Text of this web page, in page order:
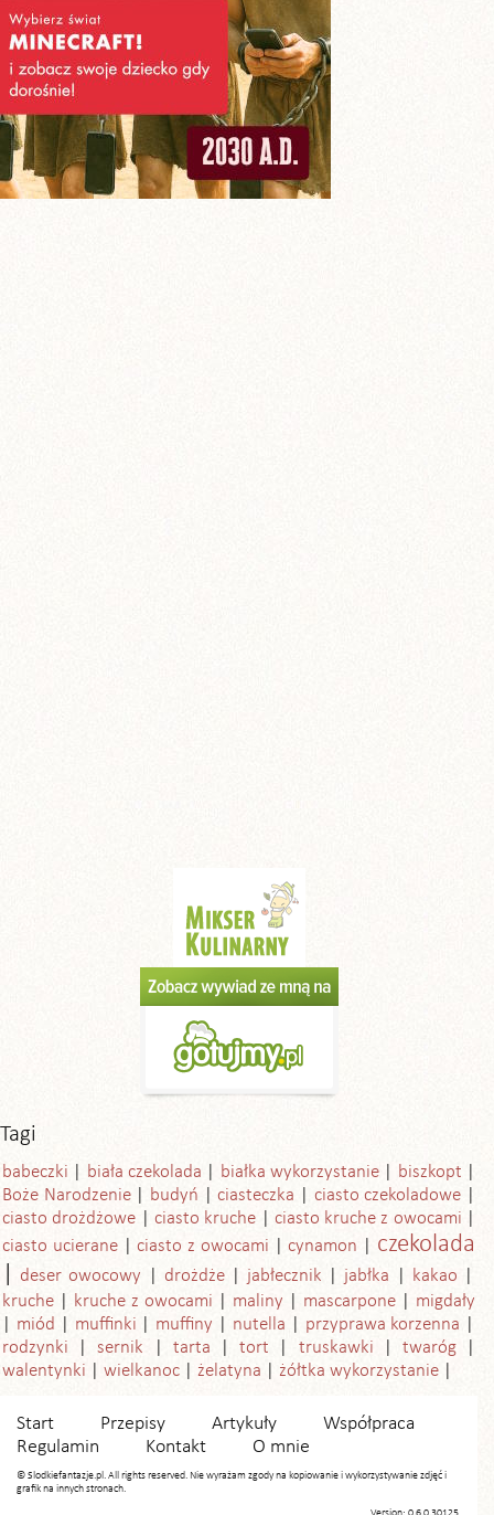
Tagi
babeczki biała czekolada białka wykorzystanie
biszkopt
Boże Narodzenie
budyń ciasteczka
ciasto czekoladowe
ciasto drożdżowe
ciasto kruche
ciasto kruche z owocami
ciasto ucierane
ciasto z owocami cynamon czekolada
deser owocowy drożdże jabłecznik jabłka
kakao
kruche
kruche z owocami maliny mascarpone
migdały
miód
muffinki muffiny nutella
przyprawa korzenna
rodzynki
sernik tarta tort truskawki
twaróg
walentynki
wielkanoc żelatyna żółtka wykorzystanie
Start Przepisy Artykuły
Współpraca
Regulamin
Kontakt O mnie
© Slodkiefantazje.pl. All rights reserved. Nie wyrażam zgody na kopiowanie i wykorzystywanie zdjęć i
grafik na innych stronach.